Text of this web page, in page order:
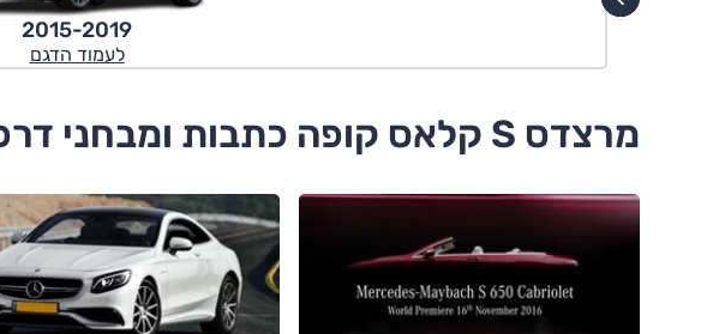
2015-2019
לעמוד הדגם
מרצדס S קלאס קופה כתבות ומבחני דרכים